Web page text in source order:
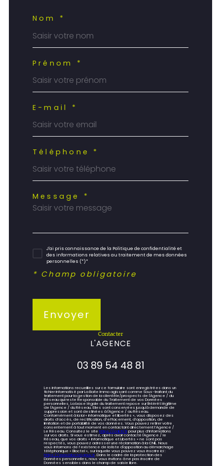
Nom *
Prénom *
E-mail *
Téléphone *
Message *
J'ai pris connaissance de la Politique de confidentialité et
des informations relatives au traitement de mes données
personnelles (*)*
* Champ obligatoire
Envoyer
contacter
L'AGENCE
03 89 54 48 81
Les informations recueillies sur ce formulaire sont enregistrées dans un
fichier informatisé par La Boite Immo agissant comme Sous-traitant du
traitement pour la gestion de la clientèle/prospects de l'Agence / du
Réseau qui reste Responsable du Traitement de vos Données
personnelles. La base légale du traitement repose sur l'intérêt légitime
de l'Agence / du Réseau. Elles sont conservées jusqu'à demande de
suppression et sont destinées à l'Agence / au Réseau.
Conformément à la loi « informatique et libertés », vous disposez des
droits d’accès, de rectification, d’effacement, d’opposition, de
limitation et de portabilité de vos données. Vous pouvez retirer votre
consentement à tout moment en contactant directement l’Agence /
Le Réseau. Consultez le sitehttps://cnil.fr/frpour plus d’informations
sur vos droits. Si vous estimez, après avoir contacté l'Agence / le
Réseau, que vos droits « Informatique et Libertés » ne sont pas
respectés, vous pouvez adresser une réclamation à la CNIL. Nous
vous informons de l’existence de la liste d'opposition au démarchage
téléphonique « Bloctel », sur laquelle vous pouvez vous inscrire ici :
https://www.bloctel.gouv.fr. Dans le cadre de la protection des
Données personnelles, nous vous invitons à ne pas inscrire de
Données sensibles dans le champ de saisie libre.